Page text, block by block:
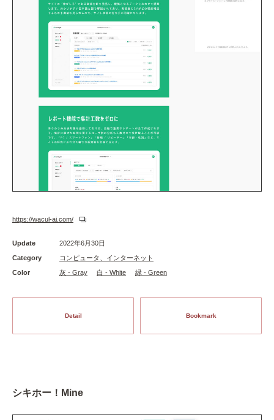
https://wacul-ai.com/
Update
2022年6月30日
Category
コンピュータ、インターネット
Color
灰 - Gray 白 - White 緑 - Green
Detail Bookmark
シキホー！Mine